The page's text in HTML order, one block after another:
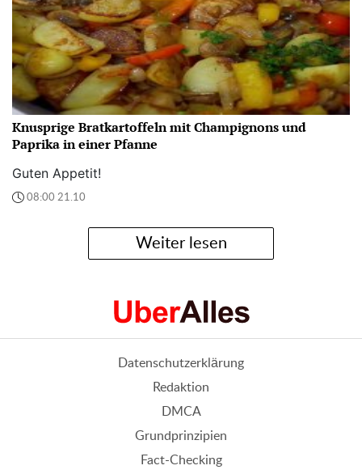
Knusprige Bratkartoffeln mit Champignons und
Paprika in einer Pfanne
Guten Appetit!
08:00 21.10
Weiter lesen
Datenschutzerklärung
Redaktion
DMCA
Grundprinzipien
Fact-Checking